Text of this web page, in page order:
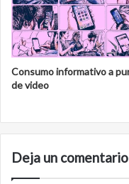
Consumo informativo a
de video
Deja un comentario